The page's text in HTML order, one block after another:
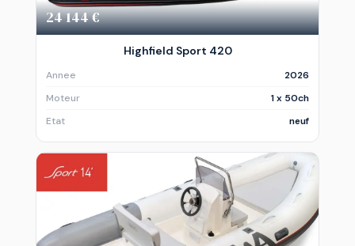
24 144 €
Highfield Sport 420
Annee
2026
Moteur
1 x 50ch
Etat
neuf